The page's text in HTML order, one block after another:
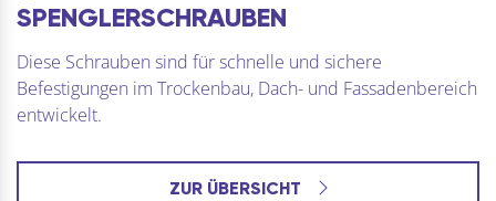
SPENGLERSCHRAUBEN
Diese Schrauben sind für schnelle und sichere
Befestigungen im Trockenbau, Dach- und Fassadenbereich
entwickelt.
ZUR ÜBERSICHT